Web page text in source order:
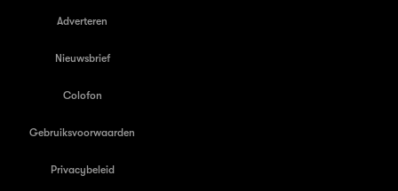
Adverteren
Nieuwsbrief
Colofon
Gebruiksvoorwaarden
Privacybeleid